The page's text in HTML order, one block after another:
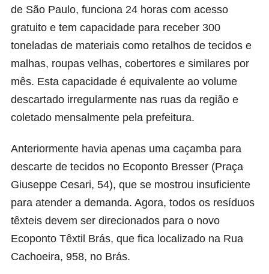
de São Paulo, funciona 24 horas com acesso
gratuito e tem capacidade para receber 300
toneladas de materiais como retalhos de tecidos e
malhas, roupas velhas, cobertores e similares por
mês. Esta capacidade é equivalente ao volume
descartado irregularmente nas ruas da região e
coletado mensalmente pela prefeitura.
Anteriormente havia apenas uma caçamba para
descarte de tecidos no Ecoponto Bresser (Praça
Giuseppe Cesari, 54), que se mostrou insuficiente
para atender a demanda. Agora, todos os resíduos
têxteis devem ser direcionados para o novo
Ecoponto Têxtil Brás, que fica localizado na Rua
Cachoeira, 958, no Brás.